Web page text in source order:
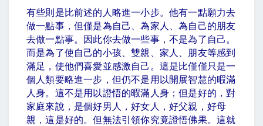
有些則是比前述的人略進一小步。他有一點願力去
做一點事，但僅是為自己、為家人、為自己的朋友
去做一點事。因此你去做一些事，不是為了自己。
而是為了使自己的小孩、雙親、家人、朋友等感到
滿足，使他們喜愛並感激自己。這是比僅僅只是一
個人類要略進一步，但仍不是用以開展智慧的暇滿
人身。這不是用以證悟的暇滿人身；但是好的，對
家庭來說，是個好男人，好女人，好父親，好母
親，這是好的。但無法引領你究竟證悟佛果。這就